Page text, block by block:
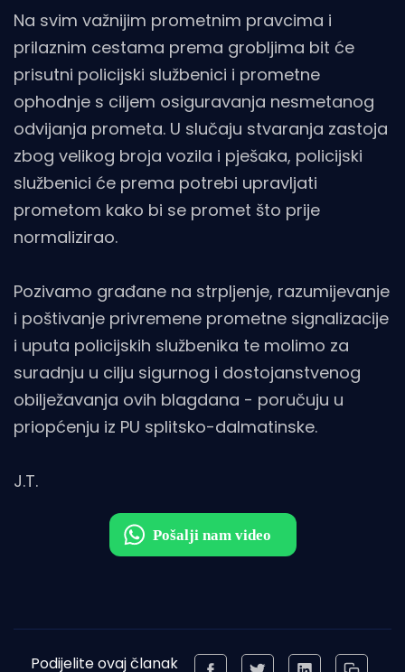
Na svim važnijim prometnim pravcima i
prilaznim cestama prema grobljima bit će
prisutni policijski službenici i prometne
ophodnje s ciljem osiguravanja nesmetanog
odvijanja prometa. U slučaju stvaranja zastoja
zbog velikog broja vozila i pješaka, policijski
službenici će prema potrebi upravljati
prometom kako bi se promet što prije
normalizirao.
Pozivamo građane na strpljenje, razumijevanje
i poštivanje privremene prometne signalizacije
i uputa policijskih službenika te molimo za
suradnju u cilju sigurnog i dostojanstvenog
obilježavanja ovih blagdana - poručuju u
priopćenju iz PU splitsko-dalmatinske.
J.T.
Podijelite ovaj članak